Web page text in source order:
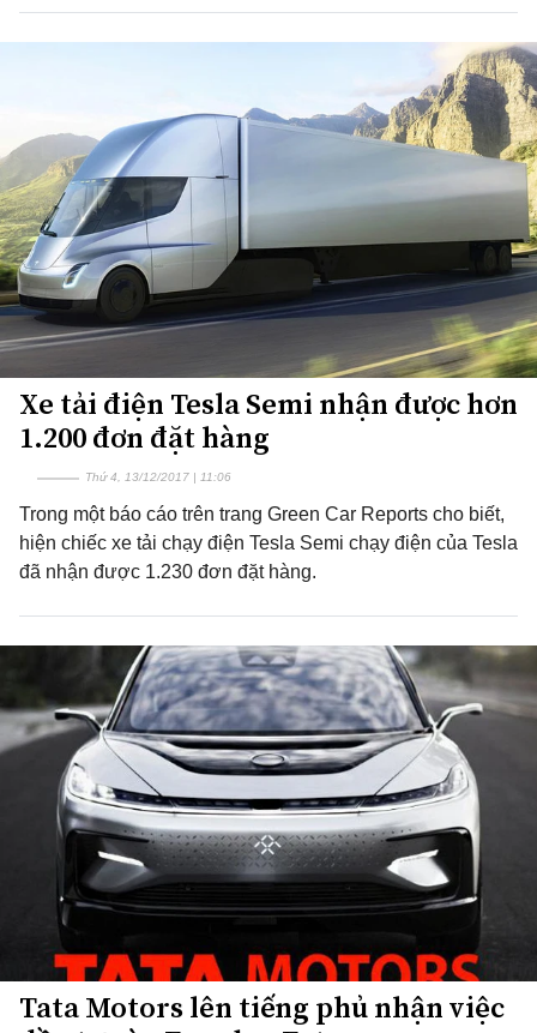
Xe tải điện Tesla Semi nhận được hơn
1.200 đơn đặt hàng
Thứ 4, 13/12/2017 | 11:06
Trong một báo cáo trên trang Green Car Reports cho biết,
hiện chiếc xe tải chạy điện Tesla Semi chạy điện của Tesla
đã nhận được 1.230 đơn đặt hàng.
Tata Motors lên tiếng phủ nhận việc